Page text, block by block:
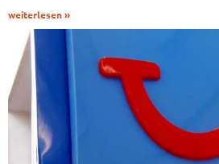
weiterlesen »